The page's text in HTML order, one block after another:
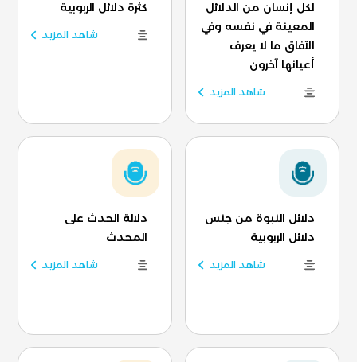
لكل إنسان من الدلائل
المعينة في نفسه وفي
الآفاق ما لا يعرف
أعيانها آخرون
شاهد المزيد
كثرة دلائل الربوبية
شاهد المزيد
دلائل النبوة من جنس
دلائل الربوبية
شاهد المزيد
دلالة الحدث على
المحدث
شاهد المزيد